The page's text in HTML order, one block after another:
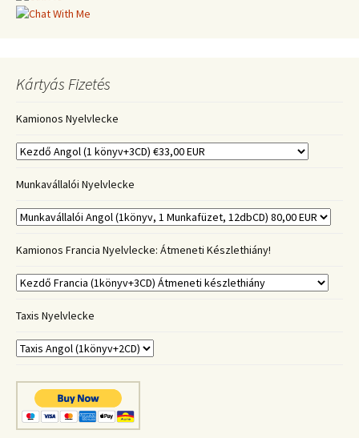
Kártyás Fizetés
Kamionos Nyelvlecke
Munkavállalói Nyelvlecke
Kamionos Francia Nyelvlecke: Átmeneti Készlethiány!
Taxis Nyelvlecke